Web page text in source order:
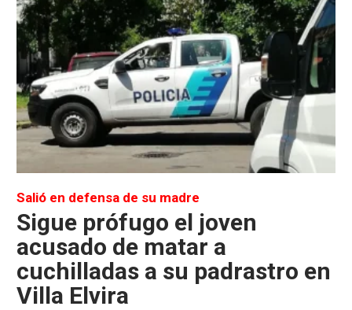
Salió en defensa de su madre
Sigue prófugo el joven
acusado de matar a
cuchilladas a su padrastro en
Villa Elvira